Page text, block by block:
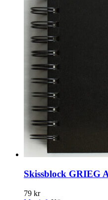
Skissblock GRIEG
79 kr